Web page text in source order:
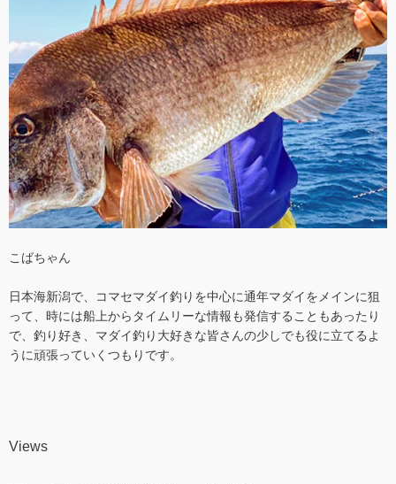
こばちゃん
日本海新潟で、コマセマダイ釣りを中心に通年マダイをメインに狙
って、時には船上からタイムリーな情報も発信することもあったり
で、釣り好き、マダイ釣り大好きな皆さんの少しでも役に立てるよ
うに頑張っていくつもりです。
Views